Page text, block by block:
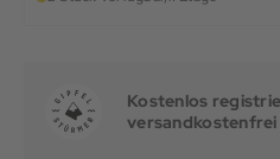
Kostenlos
versandkostenfrei